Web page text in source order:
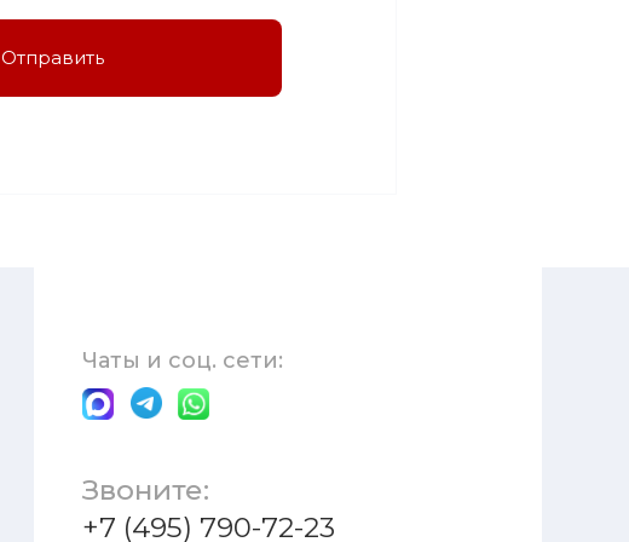
Отправить
Чаты и соц. сети:
Звоните:
+7 (495) 790-72-23